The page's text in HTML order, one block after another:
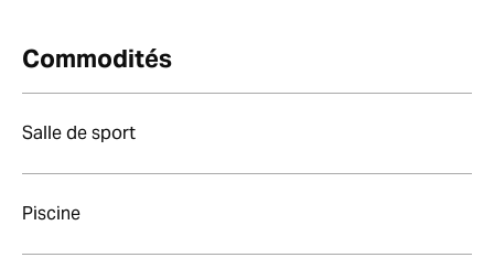
Commodités
Salle de sport
Piscine